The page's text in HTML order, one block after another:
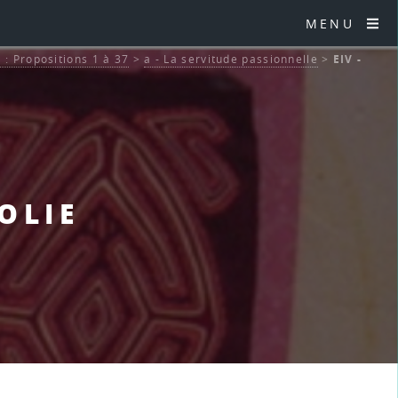
MENU
Propositions 1 à 37 >a - La servitude passionnelle > EIV -